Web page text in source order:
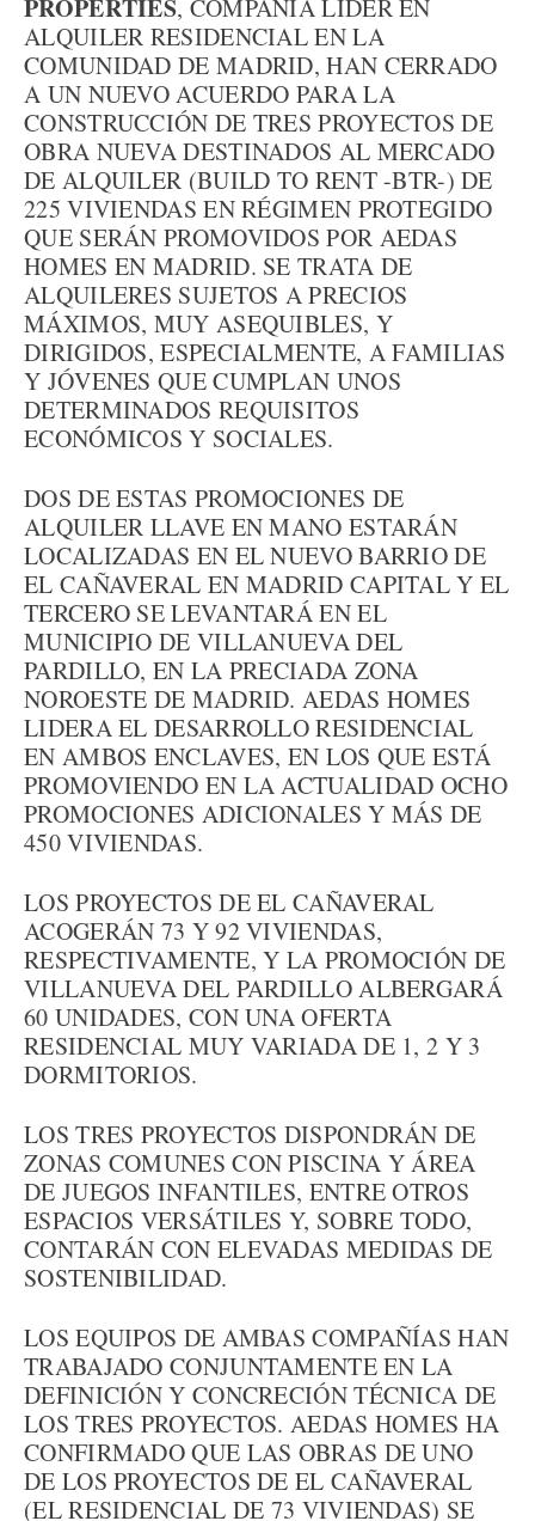
PROPERTIES, COMPAÑÍA LÍDER EN
ALQUILER RESIDENCIAL EN LA
COMUNIDAD DE MADRID, HAN CERRADO
A UN NUEVO ACUERDO PARA LA
CONSTRUCCIÓN DE TRES PROYECTOS DE
OBRA NUEVA DESTINADOS AL MERCADO
DE ALQUILER (BUILD TO RENT -BTR-) DE
225 VIVIENDAS EN RÉGIMEN PROTEGIDO
QUE SERÁN PROMOVIDOS POR AEDAS
HOMES EN MADRID. SE TRATA DE
ALQUILERES SUJETOS A PRECIOS
MÁXIMOS, MUY ASEQUIBLES, Y
DIRIGIDOS, ESPECIALMENTE, A FAMILIAS
Y JÓVENES QUE CUMPLAN UNOS
DETERMINADOS REQUISITOS
ECONÓMICOS Y SOCIALES.
DOS DE ESTAS PROMOCIONES DE
ALQUILER LLAVE EN MANO ESTARÁN
LOCALIZADAS EN EL NUEVO BARRIO DE
EL CAÑAVERAL EN MADRID CAPITAL Y EL
TERCERO SE LEVANTARÁ EN EL
MUNICIPIO DE VILLANUEVA DEL
PARDILLO, EN LA PRECIADA ZONA
NOROESTE DE MADRID. AEDAS HOMES
LIDERA EL DESARROLLO RESIDENCIAL
EN AMBOS ENCLAVES, EN LOS QUE ESTÁ
PROMOVIENDO EN LA ACTUALIDAD OCHO
PROMOCIONES ADICIONALES Y MÁS DE
450 VIVIENDAS.
LOS PROYECTOS DE EL CAÑAVERAL
ACOGERÁN 73 Y 92 VIVIENDAS,
RESPECTIVAMENTE, Y LA PROMOCIÓN DE
VILLANUEVA DEL PARDILLO ALBERGARÁ
60 UNIDADES, CON UNA OFERTA
RESIDENCIAL MUY VARIADA DE 1, 2 Y 3
DORMITORIOS.
LOS TRES PROYECTOS DISPONDRÁN DE
ZONAS COMUNES CON PISCINA Y ÁREA
DE JUEGOS INFANTILES, ENTRE OTROS
ESPACIOS VERSÁTILES Y, SOBRE TODO,
CONTARÁN CON ELEVADAS MEDIDAS DE
SOSTENIBILIDAD.
LOS EQUIPOS DE AMBAS COMPAÑÍAS HAN
TRABAJADO CONJUNTAMENTE EN LA
DEFINICIÓN Y CONCRECIÓN TÉCNICA DE
LOS TRES PROYECTOS. AEDAS HOMES HA
CONFIRMADO QUE LAS OBRAS DE UNO
DE LOS PROYECTOS DE EL CAÑAVERAL
(EL RESIDENCIAL DE 73 VIVIENDAS) SE